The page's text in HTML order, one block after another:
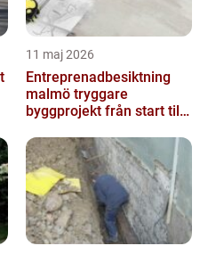
11 maj 2026
Entreprenadbesiktning
malmö tryggare
byggprojekt från start till